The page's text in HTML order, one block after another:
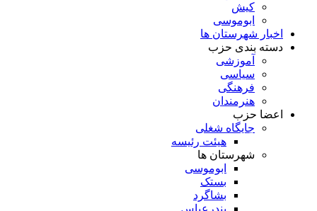
کیش
ابوموسی
اخبار شهرستان ها
دسته بندی حزب
آموزشی
سیاسی
فرهنگی
هنرمندان
اعضا حزب
جایگاه شغلی
هیئت رئیسه
شهرستان ها
ابوموسی
بستک
بشاگرد
بندرعباس